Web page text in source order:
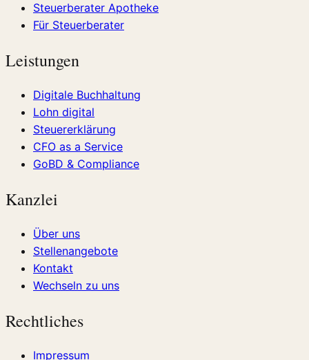
Steuerberater Apotheke
Für Steuerberater
Leistungen
Digitale Buchhaltung
Lohn digital
Steuererklärung
CFO as a Service
GoBD & Compliance
Kanzlei
Über uns
Stellenangebote
Kontakt
Wechseln zu uns
Rechtliches
Impressum